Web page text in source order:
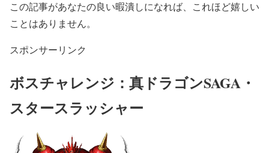
この記事があなたの良い暇潰しになれば、これほど嬉しい
ことはありません。
スポンサーリンク
ボスチャレンジ： 真ドラゴンSAGA・
スタースラッシャー